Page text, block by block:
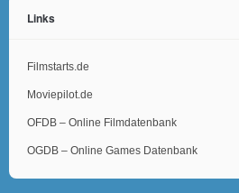
Links
Filmstarts.de
Moviepilot.de
OFDB – Online Filmdatenbank
OGDB – Online Games Datenbank